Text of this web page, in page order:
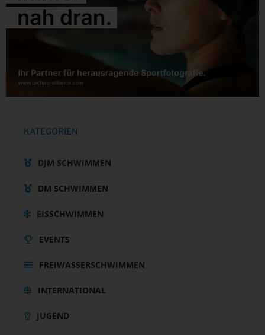
KATEGORIEN
DJM SCHWIMMEN
DM SCHWIMMEN
EISSCHWIMMEN
EVENTS
FREIWASSERSCHWIMMEN
INTERNATIONAL
JUGEND